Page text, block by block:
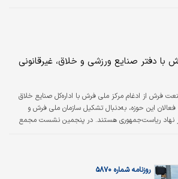
با دفتر صنایع ورزشی و خلاق، غیرقانونی
فرش از ادغام مرکز ملی فرش با اداره‌کل صنایع خلاق
فعالان این حوزه، به‌دنبال تشکیل سازمان ملی فرش و
نهاد ریاست‌جمهوری هستند. در پنجمین نشست مجمع
صنعت فرش نسبت به ادغام مرکز ملی فرش با اداره‌کل
کردند و آن را خلاف منافع ملی دانستند.
روزنامه شماره ۵۸۷۰